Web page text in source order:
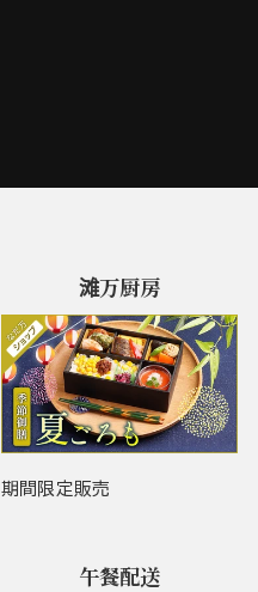
滩万厨房
期間限定販売
午餐配送